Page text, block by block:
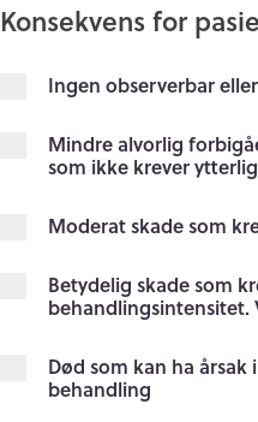
Konsekvens for
Ingen observerbar
Mindre alvorlig
som ikke krever
Moderat skade som
Betydelig skade som
behandlingsintensitet.
Død som kan ha
behandling